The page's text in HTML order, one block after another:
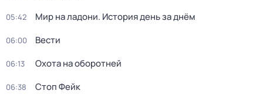
05:42 Мир на ладони. История день за днём
06:00 Вести
06:13 Охота на оборотней
06:38 Стоп Фейк